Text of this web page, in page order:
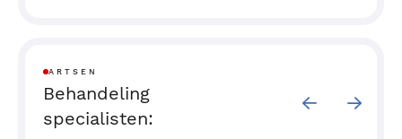
ARTSEN
Behandeling
specialisten: